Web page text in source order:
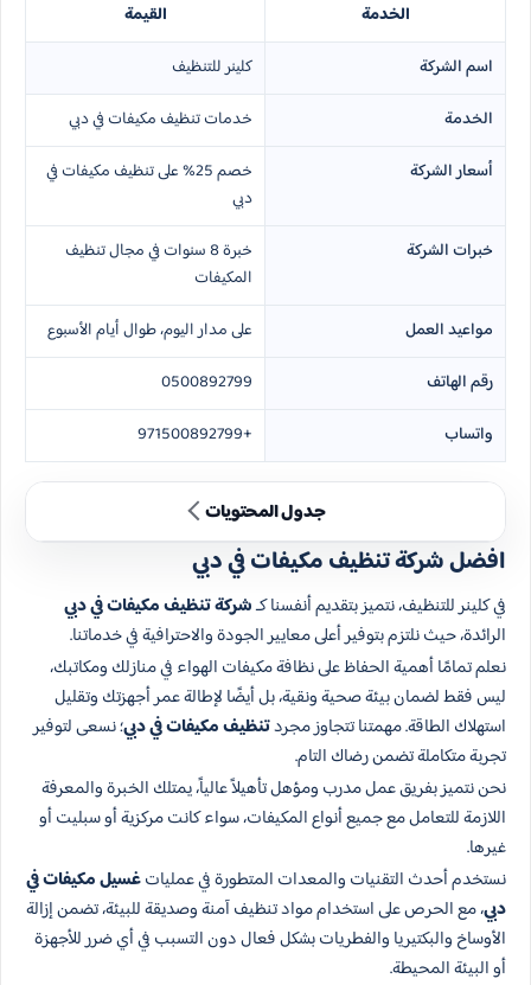
الخدمة
القيمة
اسم الشركة
كلينر للتنظيف
الخدمة
خدمات تنظيف مكيفات في دبي
أسعار الشركة
خصم 25% على تنظيف مكيفات في
دبي
خبرات الشركة
خبرة 8 سنوات في مجال تنظيف
المكيفات
مواعيد العمل
على مدار اليوم، طوال أيام الأسبوع
رقم الهاتف
0500892799
واتساب
+971500892799
جدول المحتويات
افضل شركة تنظيف مكيفات في دبي
في كلينر للتنظيف، نتميز بتقديم أنفسنا كـشركة تنظيف مكيفات في دبي
الرائدة، حيث نلتزم بتوفير أعلى معايير الجودة والاحترافية في خدماتنا.
نعلم تمامًا أهمية الحفاظ على نظافة مكيفات الهواء في منازلك ومكاتبك،
ليس فقط لضمان بيئة صحية ونقية، بل أيضًا لإطالة عمر أجهزتك وتقليل
استهلاك الطاقة. مهمتنا تتجاوز مجردتنظيف مكيفات في دبي؛ نسعى لتوفير
تجربة متكاملة تضمن رضاك التام.
نحن نتميز بفريق عمل مدرب ومؤهل تأهيلاً عالياً، يمتلك الخبرة والمعرفة
اللازمة للتعامل مع جميع أنواع المكيفات، سواء كانت مركزية أو سبليت أو
غيرها.
نستخدم أحدث التقنيات والمعدات المتطورة في عملياتغسيل مكيفات في
دبي، مع الحرص على استخدام مواد تنظيف آمنة وصديقة للبيئة، تضمن إزالة
الأوساخ والبكتيريا والفطريات بشكل فعال دون التسبب في أي ضرر للأجهزة
أو البيئة المحيطة.